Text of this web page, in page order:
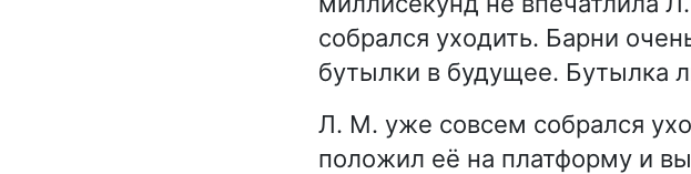
собрался уходить. Барни
бутылки в будущее. Бутылка
Л. М. уже совсем собрался
положил её на платформу и